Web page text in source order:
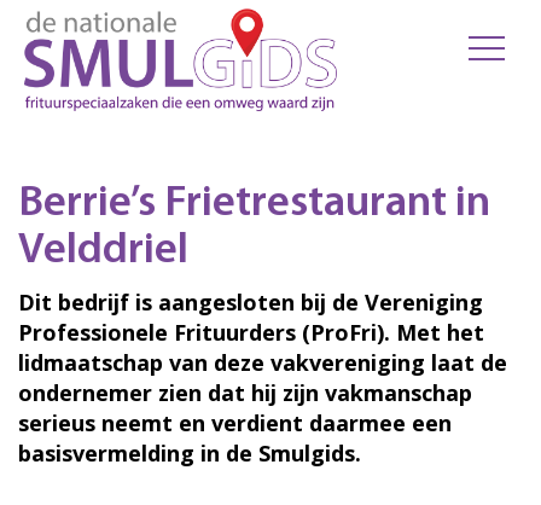
Berrie’s Frietrestaurant in
Velddriel
Dit bedrijf is aangesloten bij de Vereniging
Professionele Frituurders (ProFri). Met het
lidmaatschap van deze vakvereniging laat de
ondernemer zien dat hij zijn vakmanschap
serieus neemt en verdient daarmee een
basisvermelding in de Smulgids.